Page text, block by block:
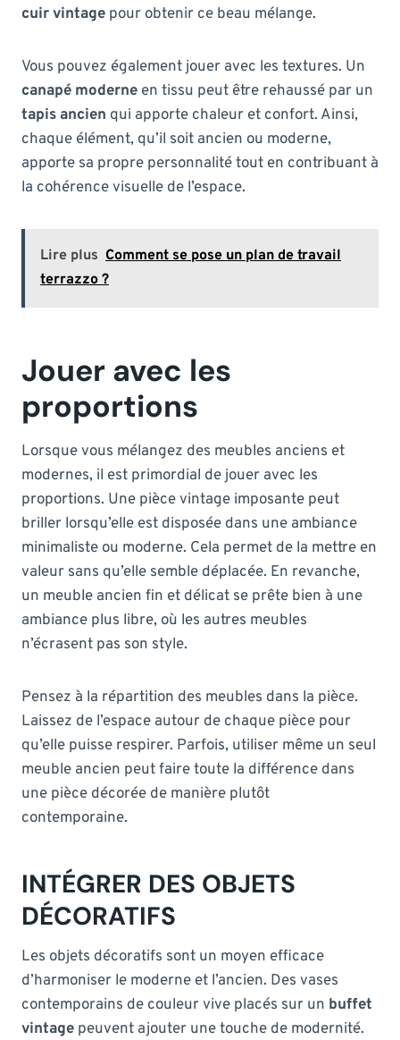
cuir vintage pour obtenir ce beau mélange.
Vous pouvez également jouer avec les textures. Un
canapé moderne en tissu peut être rehaussé par un
tapis ancien qui apporte chaleur et confort. Ainsi,
chaque élément, qu’il soit ancien ou moderne,
apporte sa propre personnalité tout en contribuant à
la cohérence visuelle de l’espace.
Lire plus Comment se pose un plan de travail
terrazzo ?
Jouer avec les
proportions
Lorsque vous mélangez des meubles anciens et
modernes, il est primordial de jouer avec les
proportions. Une pièce vintage imposante peut
briller lorsqu’elle est disposée dans une ambiance
minimaliste ou moderne. Cela permet de la mettre en
valeur sans qu’elle semble déplacée. En revanche,
un meuble ancien fin et délicat se prête bien à une
ambiance plus libre, où les autres meubles
n’écrasent pas son style.
Pensez à la répartition des meubles dans la pièce.
Laissez de l’espace autour de chaque pièce pour
qu’elle puisse respirer. Parfois, utiliser même un seul
meuble ancien peut faire toute la différence dans
une pièce décorée de manière plutôt
contemporaine.
INTÉGRER DES OBJETS
DÉCORATIFS
Les objets décoratifs sont un moyen efficace
d’harmoniser le moderne et l’ancien. Des vases
contemporains de couleur vive placés sur un buffet
vintage peuvent ajouter une touche de modernité.